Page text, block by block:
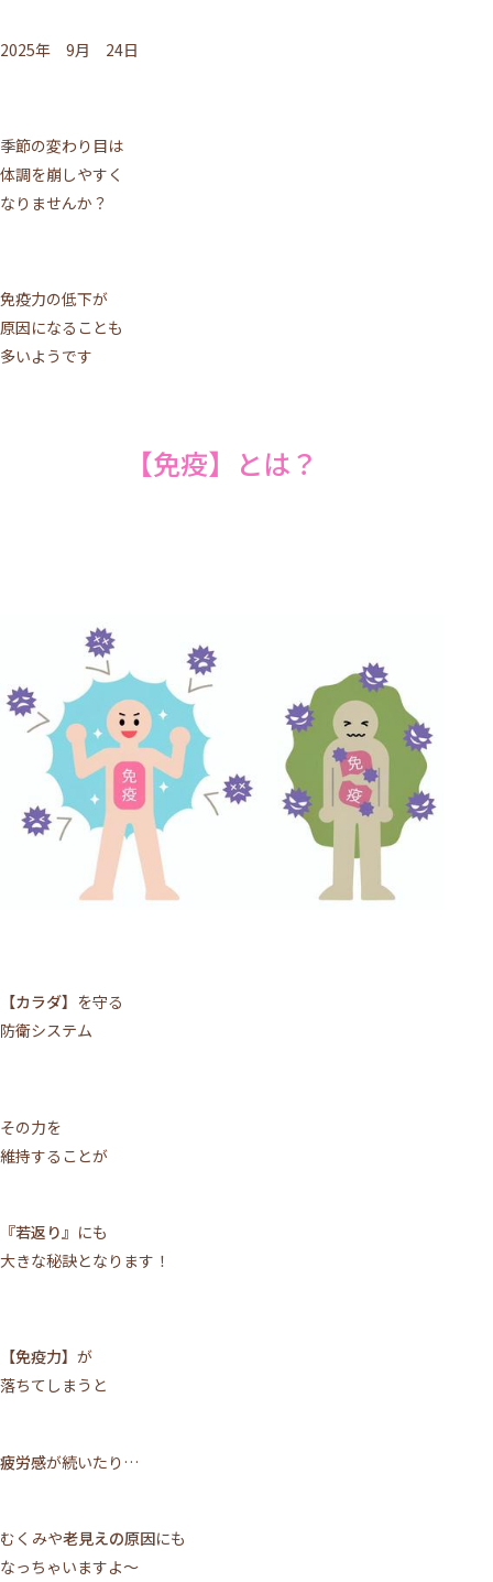
2025年 9月 24日
季節の変わり目は
体調を崩しやすく
なりませんか？
免疫力の低下が
原因になることも
多いようです
【免疫】とは？
【カラダ】 を守る
防衛システム
その力を
維持することが
『若返り』 にも
大きな秘訣となります！
【免疫力】 が
落ちてしまうと
疲労感が続いたり…
むくみや老見えの原因にも
なっちゃいますよ～